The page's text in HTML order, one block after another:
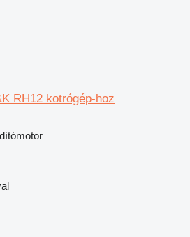
RH12 kotrógép-hoz